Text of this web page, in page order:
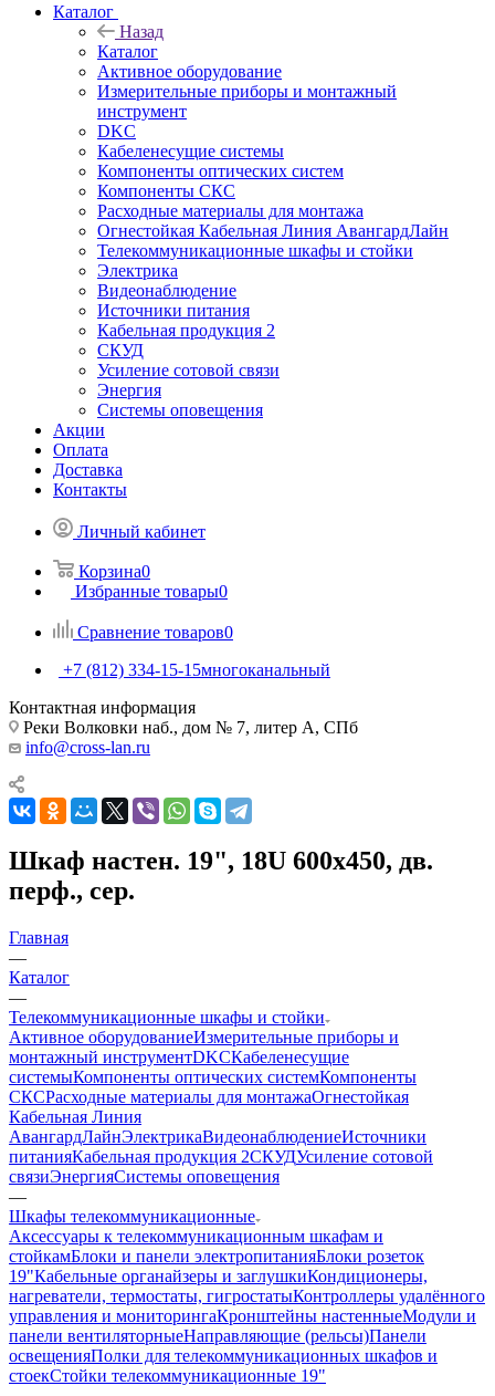
Каталог
Назад
Каталог
Активное оборудование
Измерительные приборы и монтажный
инструмент
DKC
Кабеленесущие системы
Компоненты оптических систем
Компоненты СКС
Расходные материалы для монтажа
Огнестойкая Кабельная Линия АвангардЛайн
Телекоммуникационные шкафы и стойки
Электрика
Видеонаблюдение
Источники питания
Кабельная продукция 2
СКУД
Усиление сотовой связи
Энергия
Системы оповещения
Акции
Оплата
Доставка
Контакты
Личный кабинет
Корзина0
Избранные товары0
Сравнение товаров0
+7 (812) 334-15-15многоканальный
Контактная информация
Реки Волковки наб., дом № 7, литер А, СПб
info@cross-lan.ru
Шкаф настен. 19", 18U 600х450, дв.
перф., сер.
Главная
—
Каталог
—
Телекоммуникационные шкафы и стойки
Активное оборудованиеИзмерительные приборы и
монтажный инструментDKCКабеленесущие
системыКомпоненты оптических системКомпоненты
СКСРасходные материалы для монтажаОгнестойкая
Кабельная Линия
АвангардЛайнЭлектрикаВидеонаблюдениеИсточники
питанияКабельная продукция 2СКУДУсиление сотовой
связиЭнергияСистемы оповещения
—
Шкафы телекоммуникационные
Аксессуары к телекоммуникационным шкафам и
стойкамБлоки и панели электропитанияБлоки розеток
19"Кабельные органайзеры и заглушкиКондиционеры,
нагреватели, термостаты, гигростатыКонтроллеры удалённого
управления и мониторингаКронштейны настенныеМодули и
панели вентиляторныеНаправляющие (рельсы)Панели
освещенияПолки для телекоммуникационных шкафов и
стоекСтойки телекоммуникационные 19"